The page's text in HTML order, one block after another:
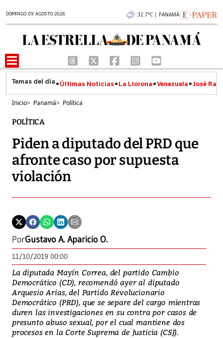
DOMINGO 09 AGOSTO 2026 32.7°C | PANAMÁ
Últimas Noticias La Llorona Venezuela José
Inicio> Panamá> Política
POLÍTICA
Piden a diputado del PRD que
afronte caso por supuesta
violación
PorGustavo A. Aparicio O.
11/10/2019 00:00
La diputada Mayín Correa, del partido Cambio
Democrático (CD), recomendó ayer al diputado
Arquesio Arias, del Partido Revolucionario
Democrático (PRD), que se separe del cargo mientras
duren las investigaciones en su contra por casos de
presunto abuso sexual, por el cual mantiene dos
procesos en la Corte Suprema de Justicia (CSJ).